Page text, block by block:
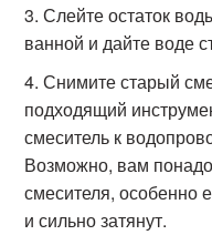
Слейте остаток
ванной и дайте воде
Снимите старый
подходящий
смеситель к
Возможно, вам
смесителя, особенно
и сильно затянут.